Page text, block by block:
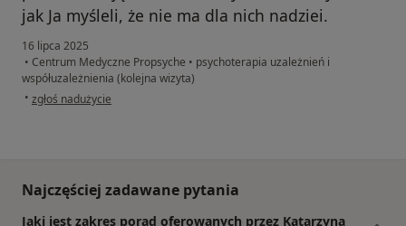
jak Ja myśleli, że nie ma dla nich nadziei.
16 lipca 2025
• Centrum Medyczne Propsyche • psychoterapia uzależnień i
współuzależnienia (kolejna wizyta)
• w opinii użytkownika Patryk
zgłoś nadużycie
Najczęściej zadawane pytania
Jaki jest zakres porad oferowanych przez Katarzyna